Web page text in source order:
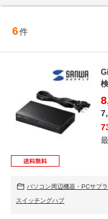
6件
パソコン周辺機器・PCサプラ
スイッチングハブ